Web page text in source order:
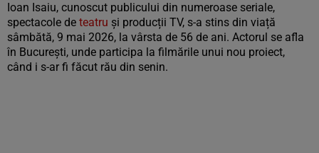
Ioan Isaiu, cunoscut publicului din numeroase seriale,
spectacole de teatru și producții TV, s-a stins din viață
sâmbătă, 9 mai 2026, la vârsta de 56 de ani. Actorul se afla
în București, unde participa la filmările unui nou proiect,
când i s-ar fi făcut rău din senin.